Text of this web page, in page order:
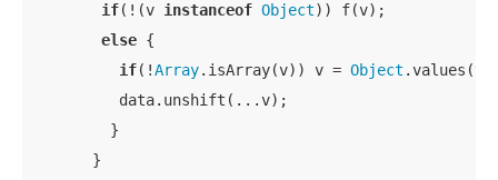
if(!(v instanceof Object)) f(v);
else {
if(!Array.isArray(v)) v = Object
          data.unshift(...v);
         }
       }